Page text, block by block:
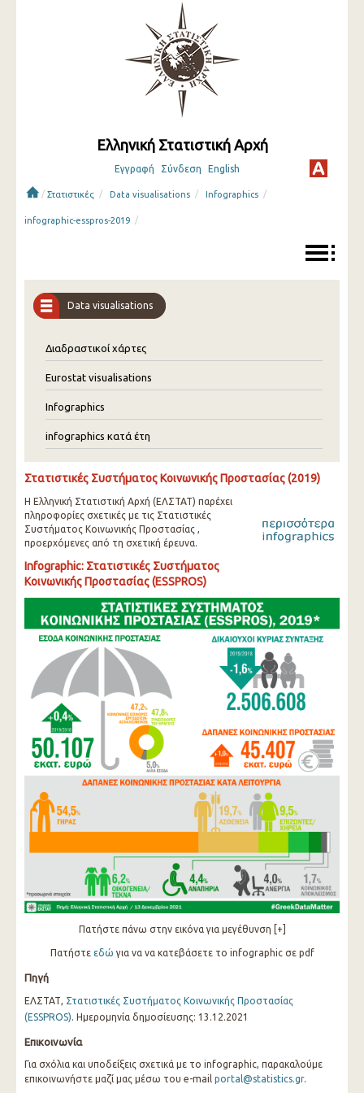
Ελληνική Στατιστική Αρχή
Εγγραφή Σύνδεση English
/ Στατιστικές / Data visualisations / Infographics /
infographic-esspros-2019 /
Data visualisations
Διαδραστικοί χάρτες
Eurostat visualisations
Infographics
infographics κατά έτη
Στατιστικές Συστήματος Κοινωνικής Προστασίας (2019)
Η Ελληνική Στατιστική Αρχή (ΕΛΣΤΑΤ) παρέχει
πληροφορίες σχετικές με τις Στατιστικές
Συστήματος Κοινωνικής Προστασίας ,
προερχόμενες από τη σχετική έρευνα.
Infographic: Στατιστικές Συστήματος
Κοινωνικής Προστασίας (ESSPROS)
Πατήστε πάνω στην εικόνα για μεγέθυνση [+]
Πατήστε εδώ για να να κατεβάσετε το infographic σε pdf
Πηγή
ΕΛΣΤΑΤ, Στατιστικές Συστήματος Κοινωνικής Προστασίας
(ESSPROS). Ημερομηνία δημοσίευσης: 13.12.2021
Επικοινωνία
Για σχόλια και υποδείξεις σχετικά με το infographic, παρακαλούμε
επικοινωνήστε μαζί μας μέσω του e-mail portal@statistics.gr.